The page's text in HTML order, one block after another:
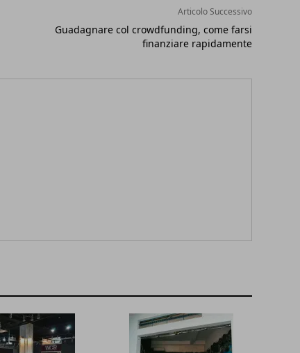
Articolo Successivo
Guadagnare col crowdfunding, come farsi
finanziare rapidamente